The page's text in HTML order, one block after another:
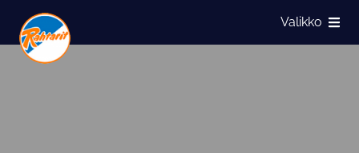
Siirry sivun sisältöön
Näytä
Valikko